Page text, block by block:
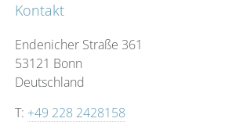
Kontakt
Endenicher Straße 361
53121 Bonn
Deutschland
T: +49 228 2428158